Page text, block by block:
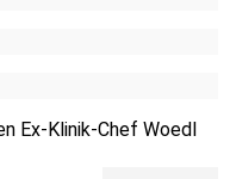
Klinik-Chef Woedl